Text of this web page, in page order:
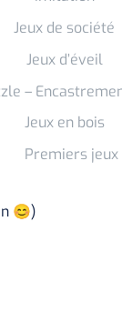
Jeux de société
Jeux d’éveil
–
Jeux en bois
Premiers jeux
😊)